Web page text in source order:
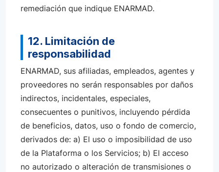
remediación que indique ENARMAD.
12. Limitación de
responsabilidad
ENARMAD, sus afiliadas, empleados, agentes y
proveedores no serán responsables por daños
indirectos, incidentales, especiales,
consecuentes o punitivos, incluyendo pérdida
de beneficios, datos, uso o fondo de comercio,
derivados de: a) El uso o imposibilidad de uso
de la Plataforma o los Servicios; b) El acceso
no autorizado o alteración de transmisiones o